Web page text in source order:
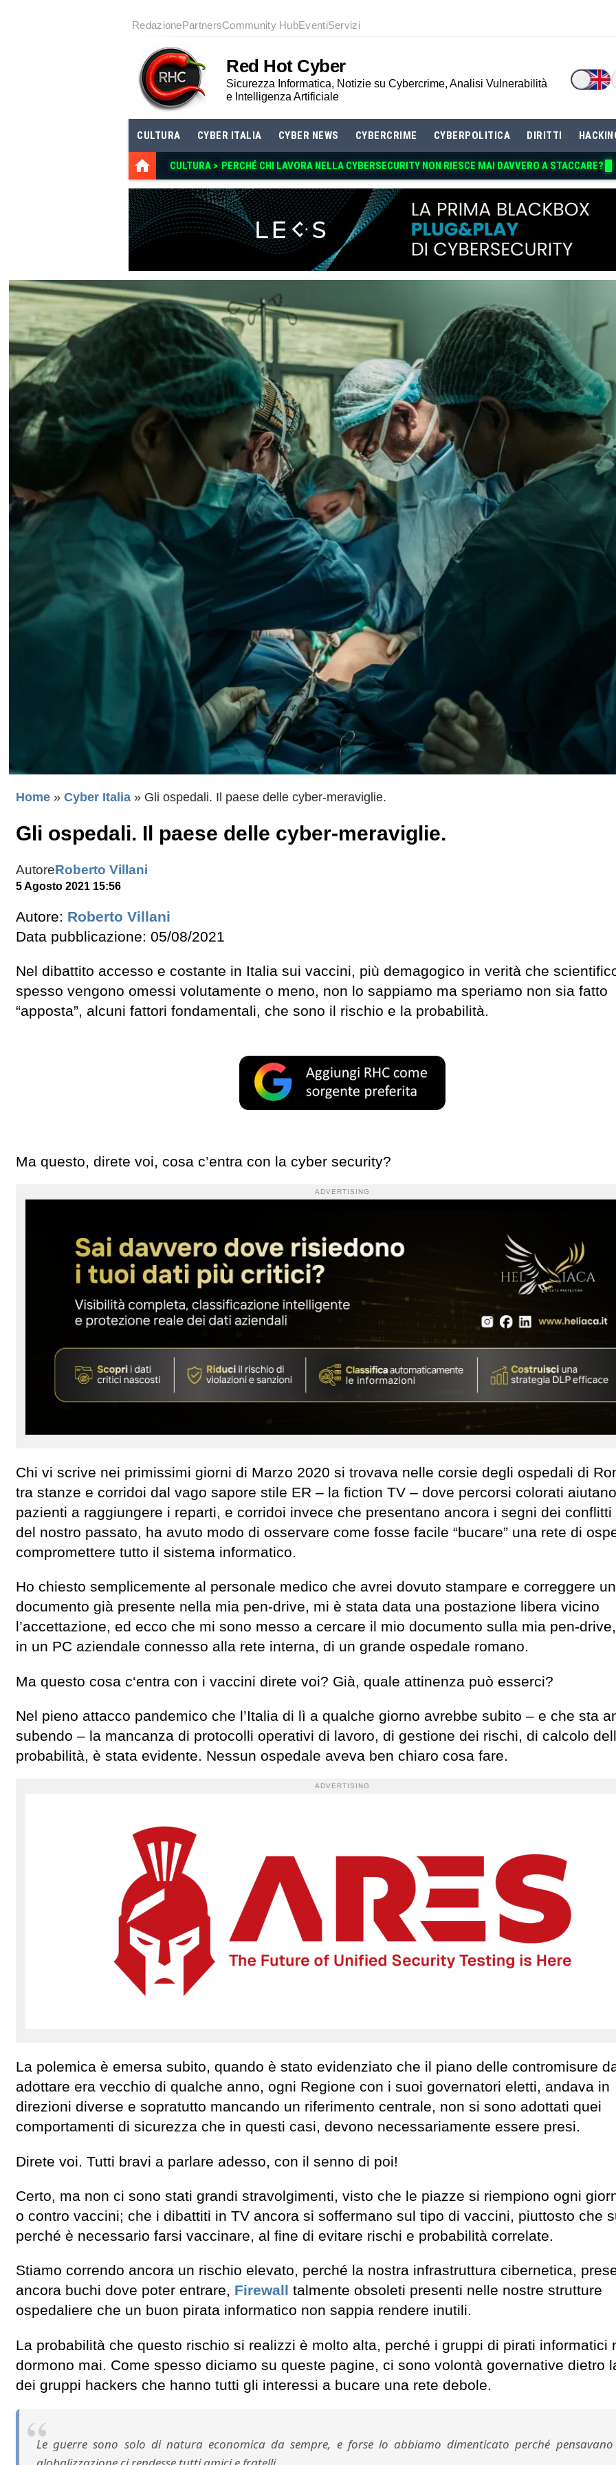
RedazionePartnersCommunity HubEventiServizi
Red Hot Cyber
Sicurezza Informatica, Notizie su Cybercrime, Analisi Vulnerabilità
e Intelligenza Artificiale
CULTURA CYBER ITALIA CYBER NEWS CYBERCRIME CYBERPOLITICA DIRITTI
CULTURA > PERCHÉ CHI LAVORA NELLA CYBERSECURITY NON RIESCE
Home » Cyber Italia » Gli ospedali. Il paese delle cyber-meraviglie.
Gli ospedali. Il paese delle cyber-meraviglie.
AutoreRoberto Villani
5 Agosto 2021 15:56
Autore: Roberto Villani
Data pubblicazione: 05/08/2021
Nel dibattito accesso e costante in Italia sui vaccini, più demagogico in verità che
spesso vengono omessi volutamente o meno, non lo sappiamo ma speriamo non sia fatto
“apposta”, alcuni fattori fondamentali, che sono il rischio e la probabilità.
Ma questo, direte voi, cosa c’entra con la cyber security?
ADVERTISING
Chi vi scrive nei primissimi giorni di Marzo 2020 si trovava nelle corsie degli ospedali di
tra stanze e corridoi dal vago sapore stile ER – la fiction TV – dove percorsi colorati
pazienti a raggiungere i reparti, e corridoi invece che presentano ancora i segni dei
del nostro passato, ha avuto modo di osservare come fosse facile “bucare” una rete di
compromettere tutto il sistema informatico.
Ho chiesto semplicemente al personale medico che avrei dovuto stampare e correggere un
documento già presente nella mia pen-drive, mi è stata data una postazione libera vicino
l’accettazione, ed ecco che mi sono messo a cercare il mio documento sulla mia pen-
in un PC aziendale connesso alla rete interna, di un grande ospedale romano.
Ma questo cosa c‘entra con i vaccini direte voi? Già, quale attinenza può esserci?
Nel pieno attacco pandemico che l’Italia di lì a qualche giorno avrebbe subito – e che sta
subendo – la mancanza di protocolli operativi di lavoro, di gestione dei rischi, di calcolo
probabilità, è stata evidente. Nessun ospedale aveva ben chiaro cosa fare.
ADVERTISING
La polemica è emersa subito, quando è stato evidenziato che il piano delle contromisure
adottare era vecchio di qualche anno, ogni Regione con i suoi governatori eletti, andava in
direzioni diverse e sopratutto mancando un riferimento centrale, non si sono adottati quei
comportamenti di sicurezza che in questi casi, devono necessariamente essere presi.
Direte voi. Tutti bravi a parlare adesso, con il senno di poi!
Certo, ma non ci sono stati grandi stravolgimenti, visto che le piazze si riempiono ogni
o contro vaccini; che i dibattiti in TV ancora si soffermano sul tipo di vaccini, piuttosto che
perché è necessario farsi vaccinare, al fine di evitare rischi e probabilità correlate.
Stiamo correndo ancora un rischio elevato, perché la nostra infrastruttura cibernetica,
ancora buchi dove poter entrare, Firewall talmente obsoleti presenti nelle nostre strutture
ospedaliere che un buon pirata informatico non sappia rendere inutili.
La probabilità che questo rischio si realizzi è molto alta, perché i gruppi di pirati informatici
dormono mai. Come spesso diciamo su queste pagine, ci sono volontà governative dietro
dei gruppi hackers che hanno tutti gli interessi a bucare una rete debole.
Le guerre sono solo di natura economica da sempre, e forse lo abbiamo dimenticato perché